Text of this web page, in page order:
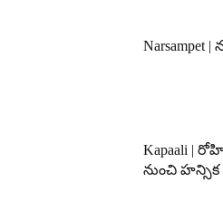
Narsampet
Kapaali |
నుంచి